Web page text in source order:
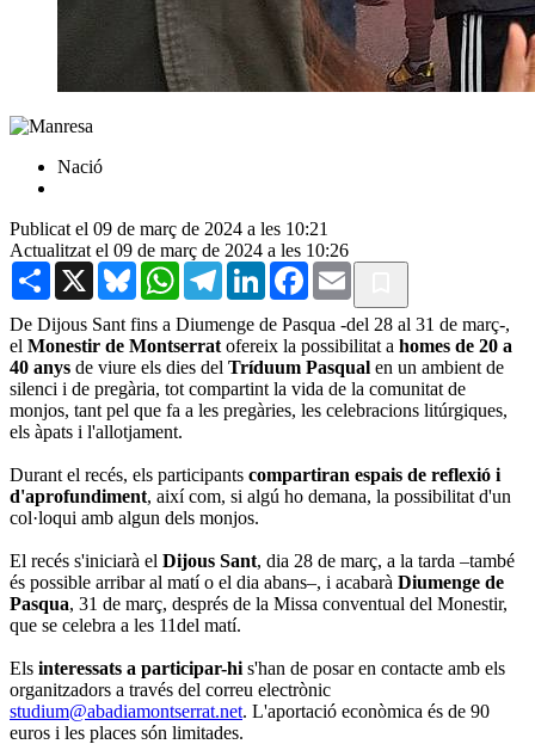
Nació
Publicat el 09 de març de 2024 a les 10:21
Actualitzat el 09 de març de 2024 a les 10:26
Share X BlueskyWhatsAppTelegramLinkedInFacebook
Email
De Dijous Sant fins a Diumenge de Pasqua -del 28 al 31 de març-,
el Monestir de Montserrat ofereix la possibilitat a homes de 20 a
40 anys de viure els dies del Tríduum Pasqual en un ambient de
silenci i de pregària, tot compartint la vida de la comunitat de
monjos, tant pel que fa a les pregàries, les celebracions litúrgiques,
els àpats i l'allotjament.
Durant el recés, els participants compartiran espais de reflexió i
d'aprofundiment, així com, si algú ho demana, la possibilitat d'un
col·loqui amb algun dels monjos.
El recés s'iniciarà el Dijous Sant, dia 28 de març, a la tarda –també
és possible arribar al matí o el dia abans–, i acabarà Diumenge de
Pasqua, 31 de març, després de la Missa conventual del Monestir,
que se celebra a les 11del matí.
Els interessats a participar-hi s'han de posar en contacte amb els
organitzadors a través del correu electrònic
studium@abadiamontserrat.net. L'aportació econòmica és de 90
euros i les places són limitades.